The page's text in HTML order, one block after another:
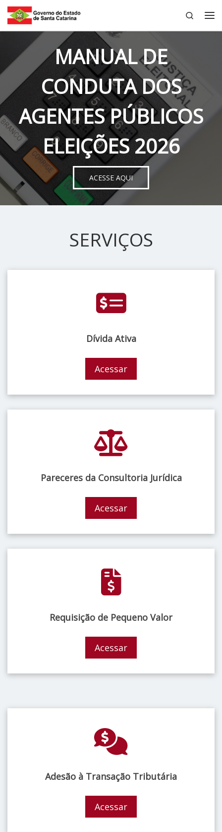
Skip to content
Search
MANUAL DE
CONDUTA DOS
AGENTES PÚBLICOS
ELEIÇÕES 2026
ACESSE AQUI
SERVIÇOS
Dívida Ativa
Acessar
Pareceres da Consultoria Jurídica
Acessar
Requisição de Pequeno Valor
Acessar
Adesão à Transação Tributária
Acessar